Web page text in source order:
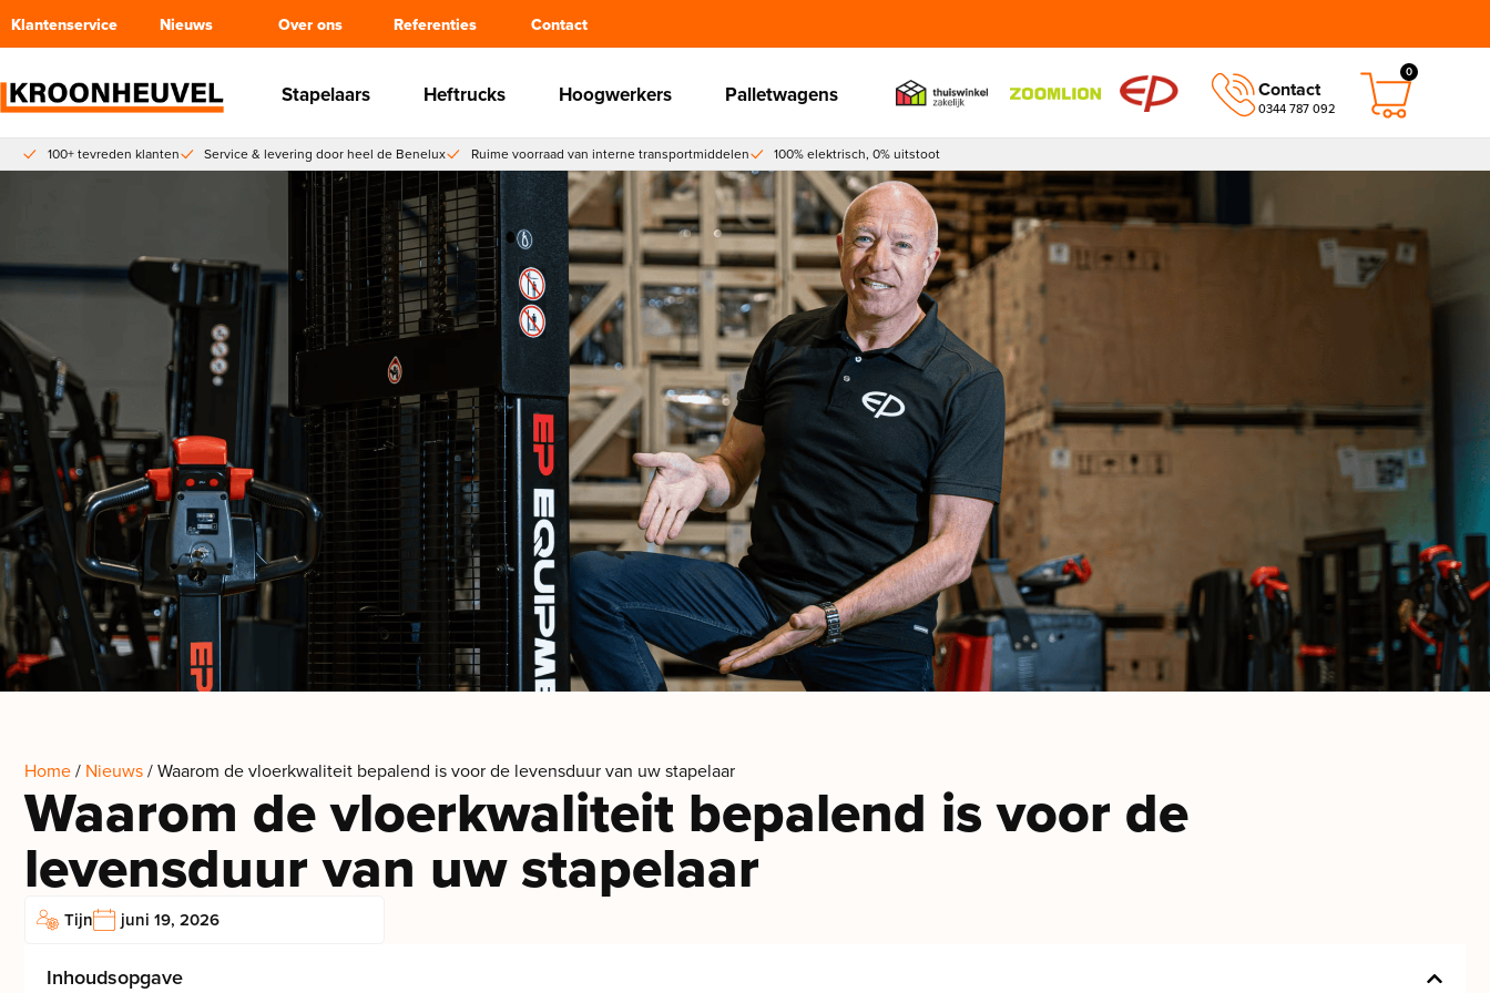
Klantenservice Nieuws Over ons Referenties Contact
Stapelaars Heftrucks Hoogwerkers Palletwagens Contact
0344 787 092
0
100+ tevreden klanten Service & levering door heel de Benelux Ruime voorraad van interne transportmiddelen 100% elektrisch, 0% uitstoot
Home/ Nieuws/ Waarom de vloerkwaliteit bepalend is voor de levensduur van uw stapelaar
Waarom de vloerkwaliteit bepalend is voor de
levensduur van uw stapelaar
Tijn juni 19, 2026
Inhoudsopgave